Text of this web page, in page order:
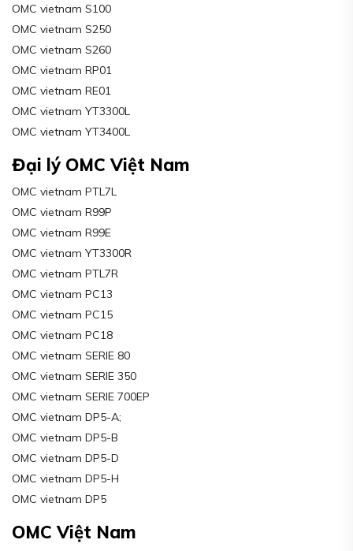
OMC vietnam S100
OMC vietnam S250
OMC vietnam S260
OMC vietnam RP01
OMC vietnam RE01
OMC vietnam YT3300L
OMC vietnam YT3400L
Đại lý OMC Việt Nam
OMC vietnam PTL7L
OMC vietnam R99P
OMC vietnam R99E
OMC vietnam YT3300R
OMC vietnam PTL7R
OMC vietnam PC13
OMC vietnam PC15
OMC vietnam PC18
OMC vietnam SERIE 80
OMC vietnam SERIE 350
OMC vietnam SERIE 700EP
OMC vietnam DP5-A;
OMC vietnam DP5-B
OMC vietnam DP5-D
OMC vietnam DP5-H
OMC vietnam DP5
OMC Việt Nam